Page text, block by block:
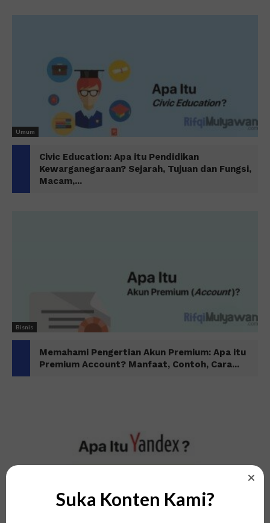
Umum
Civic Education: Apa itu Pendidikan
Kewarganegaraan? Sejarah, Tujuan dan Fungsi,
Macam,...
Bisnis
Memahami Pengertian Akun Premium: Apa itu
Premium Account? Manfaat, Contoh, Cara...
Suka Konten Kami?